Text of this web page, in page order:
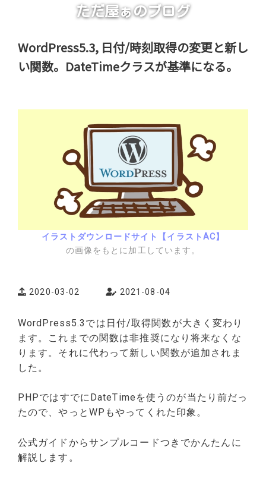
ただ屋ぁのブログ
WordPress5.3, 日付/時刻取得の変更と新し
い関数。DateTimeクラスが基準になる。
イラストダウンロードサイト【イラストAC】
の画像をもとに加工しています。
2020-03-02 2021-08-04
WordPress5.3では日付/取得関数が大きく変わり
ます。これまでの関数は非推奨になり将来なくな
ります。それに代わって新しい関数が追加されま
した。
PHPではすでにDateTimeを使うのが当たり前だっ
たので、やっとWPもやってくれた印象。
公式ガイドからサンプルコードつきでかんたんに
解説します。